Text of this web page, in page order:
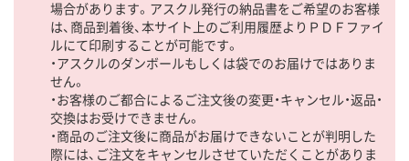
場合があります。アスクル発行の納品書をご希望のお客様
は、商品到着後、本サイト上のご利用履歴よりＰＤＦファイ
ルにて印刷することが可能です。
・アスクルのダンボールもしくは袋でのお届けではありま
せん。
・お客様のご都合によるご注文後の変更・キャンセル・返品・
交換はお受けできません。
・商品のご注文後に商品がお届けできないことが判明した
際には、ご注文をキャンセルさせていただくことがありま